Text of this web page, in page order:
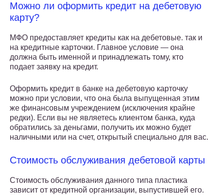
Можно ли оформить кредит на дебетовую
карту?
МФО предоставляет кредиты как на дебетовые. так и
на кредитные карточки. Главное условие — она
должна быть именной и принадлежать тому, кто
подает заявку на кредит.
Оформить кредит в банке на дебетовую карточку
можно при условии, что она была выпущенная этим
же финансовым учреждением (исключения крайне
редки). Если вы не являетесь клиентом банка, куда
обратились за деньгами, получить их можно будет
наличными или на счет, открытый специально для вас.
Стоимость обслуживания дебетовой карты
Стоимость обслуживания данного типа пластика
зависит от кредитной организации, выпустившей его.